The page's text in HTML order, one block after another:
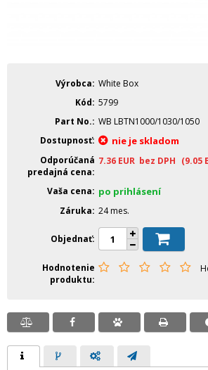
Výrobca White Box
Kód 5799
Part No. WB LBTN1000/1030/1050
Dostupnosť
nie je skladom
Odporúčaná
predajná cena
7.36 EUR bez DPH (9.05
Vaša cena po prihlásení
Záruka 24 mes.
Objednať
Hodnotenie
produktu